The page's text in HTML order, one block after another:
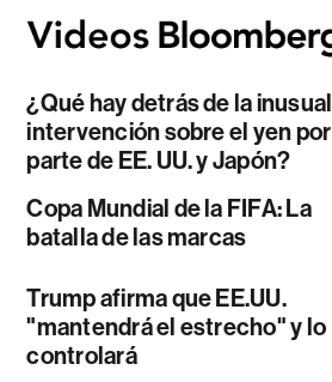
¿Qué hay detrás de la inusual
intervención sobre el yen por
parte de EE. UU. y Japón?
Copa Mundial de la FIFA: La
batalla de las marcas
Trump afirma que EE.UU.
"mantendrá el estrecho" y lo
controlará